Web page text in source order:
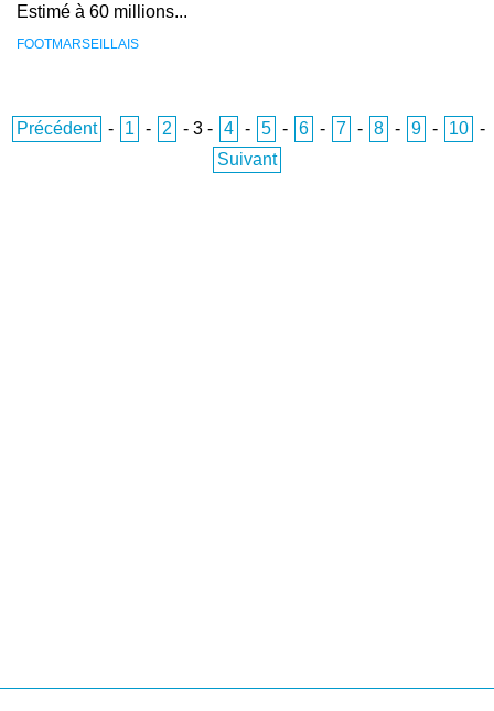
Estimé à 60 millions...
FOOTMARSEILLAIS
Précédent - 1 - 2 - 3- 4 - 5 - 6 - 7 - 8 - 9 - 10
-
Suivant